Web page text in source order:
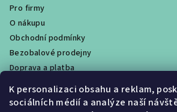
K personalizaci obsahu a reklam,
sociálních médií a analýze naší
Pro firmy
O nákupu
Obchodní podmínky
Bezobalové prodejny
Doprava a platba
Ochrana osobních údajů / GDPR
Věrnostní program